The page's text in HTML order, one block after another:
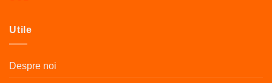
Utile
Despre noi